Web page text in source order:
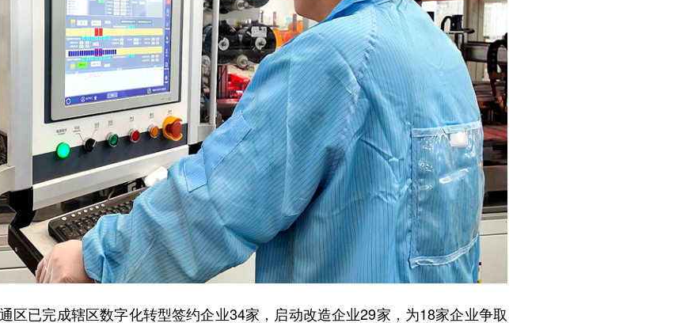
已完成辖区数字化转型签约企业34家，启动改造企业29家，为18家企业争取